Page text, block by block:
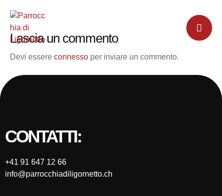
Lascia un commento
Devi essere connesso per inviare un commento.
CONTATTI:
+41 91 647 12 66
info@parrocchiadiligornetto.ch